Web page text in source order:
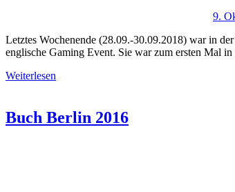
9.
Letztes Wochenende (28.09.-30.09.2018) war in
englische Gaming Event. Sie war zum ersten Mal
Weiterlesen
Buch Berlin 2016